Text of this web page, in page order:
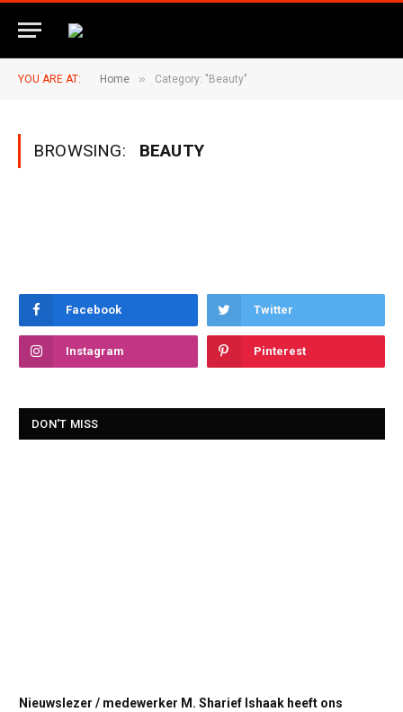
YOU ARE AT: Home » Category: "Beauty"
BROWSING: BEAUTY
Facebook Twitter
Instagram Pinterest
DON'T MISS
Nieuwslezer / medewerker M. Sharief Ishaak heeft ons